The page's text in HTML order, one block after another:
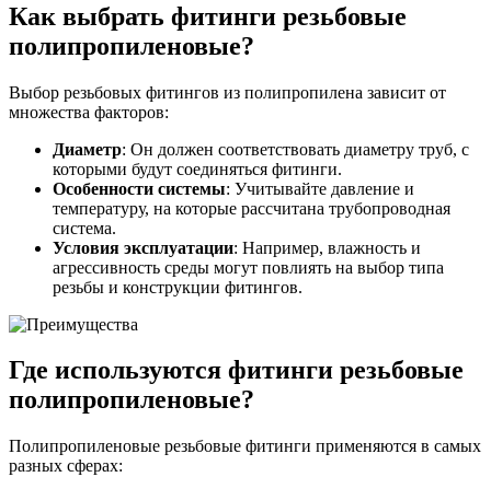
Как выбрать фитинги резьбовые
полипропиленовые?
Выбор резьбовых фитингов из полипропилена зависит от
множества факторов:
Диаметр: Он должен соответствовать диаметру труб, с
которыми будут соединяться фитинги.
Особенности системы: Учитывайте давление и
температуру, на которые рассчитана трубопроводная
система.
Условия эксплуатации: Например, влажность и
агрессивность среды могут повлиять на выбор типа
резьбы и конструкции фитингов.
Где используются фитинги резьбовые
полипропиленовые?
Полипропиленовые резьбовые фитинги применяются в самых
разных сферах: